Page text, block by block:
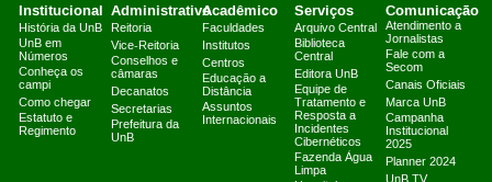
Institucional
História da UnB
UnB em
Números
Conheça os
campi
Como chegar
Estatuto e
Regimento
Administrativo
Reitoria
Vice-Reitoria
Conselhos e
câmaras
Decanatos
Secretarias
Prefeitura da
UnB
Acadêmico
Faculdades
Institutos
Centros
Educação a
Distância
Assuntos
Internacionais
Serviços
Arquivo Central
Biblioteca
Central
Editora UnB
Equipe de
Tratamento e
Resposta a
Incidentes
Cibernéticos
Fazenda Água
Limpa
Comunicação
Atendimento a
Jornalistas
Fale com a
Secom
Canais Oficiais
Marca UnB
Campanha
Institucional
2025
Planner 2024